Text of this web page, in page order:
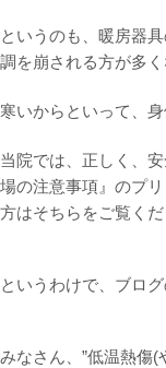
というのも、暖房器
調を崩される方が多く
寒いからといって、
当院では、正しく、
場の注意事項』のプ
方はそちらをご覧くだ
というわけで、ブログ
みなさん、”低温熱傷(